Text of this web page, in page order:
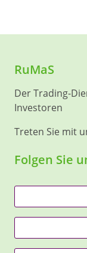
RuMaS
Der Trading-
Investoren
Treten Sie mit
Folgen Sie